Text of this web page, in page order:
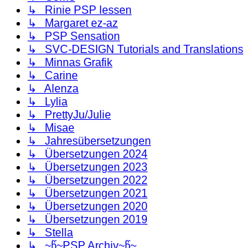
↳ Rinie PSP lessen
↳ Margaret ez-az
↳ PSP Sensation
↳ SVC-DESIGN Tutorials and Translations
↳ Minnas Grafik
↳ Carine
↳ Alenza
↳ Lylia
↳ PrettyJu/Julie
↳ Misae
↳ Jahresübersetzungen
↳ Übersetzungen 2024
↳ Übersetzungen 2023
↳ Übersetzungen 2022
↳ Übersetzungen 2021
↳ Übersetzungen 2020
↳ Übersetzungen 2019
↳ Stella